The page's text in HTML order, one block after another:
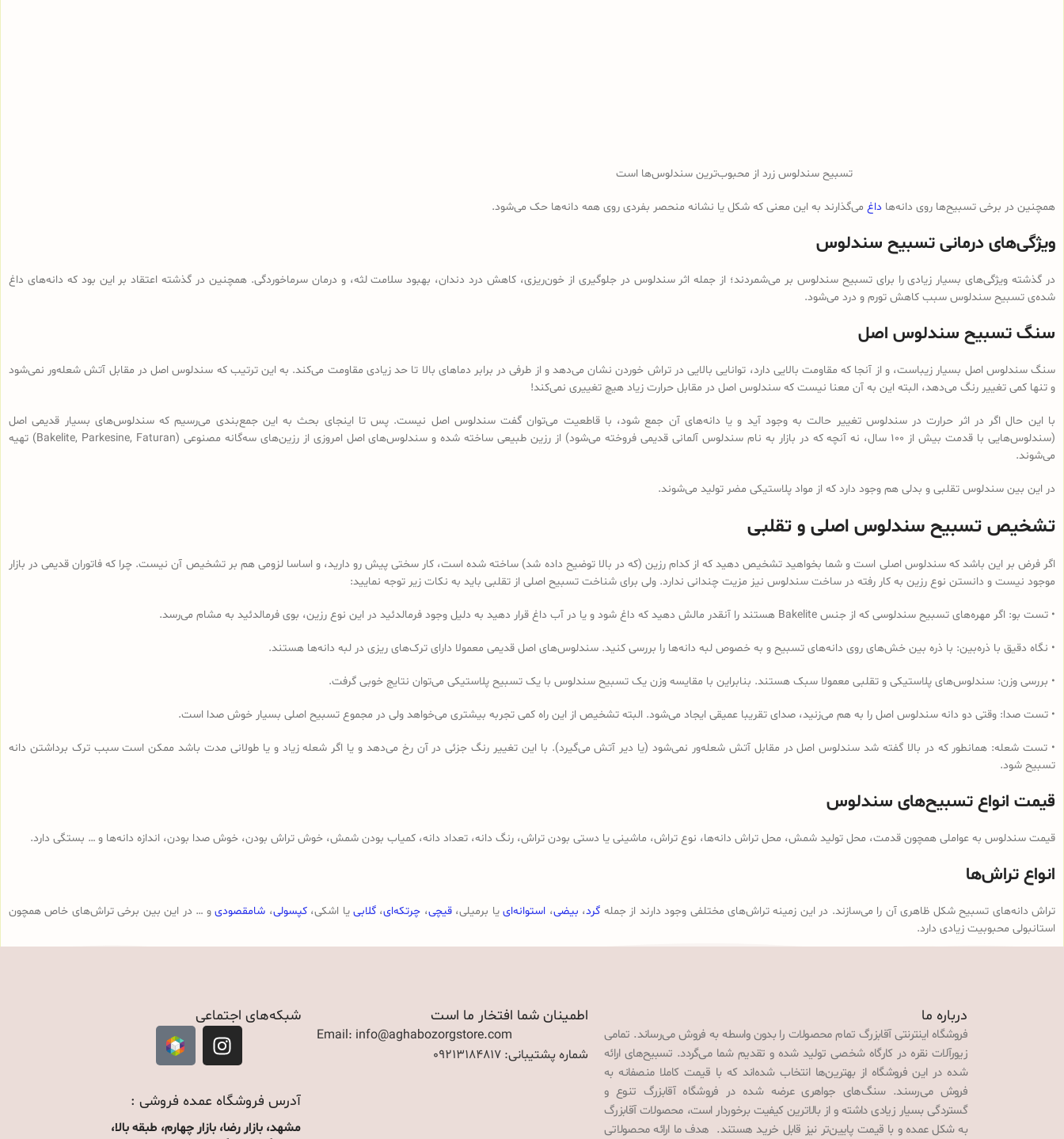
تسبیح سندلوس زرد از محبوب‌ترین سندلوس‌ها است
همچنین در برخی تسبیح‌ها روی دانه‌ها داغ می‌گذارند به این معنی که شکل یا نشانه منحصر بفردی روی همه دانه‌ها حک می‌شود.
ویژگی‌های درمانی تسبیح سندلوس
در گذشته ویژگی‌های بسیار زیادی را برای تسبیح سندلوس بر می‌شمردند؛ از جمله اثر سندلوس در جلوگیری از خون‌ریزی، کاهش درد دندان، بهبود سلامت لثه، و درمان سرماخوردگی. همچنین در گذشته اعتقاد بر این بود که دانه‌های داغ
شده‌ی تسبیح سندلوس سبب کاهش تورم و درد می‌شود.
سنگ تسبیح سندلوس اصل
سنگ سندلوس اصل بسیار زیباست، و از آنجا که مقاومت بالایی دارد، توانایی بالایی در تراش خوردن نشان می‌دهد و از طرفی در برابر دماهای بالا تا حد زیادی مقاومت می‌کند. به این ترتیب که سندلوس اصل در مقابل آتش شعله‌ور نمی‌شود
و تنها کمی تغییر رنگ می‌دهد، البته این به آن معنا نیست که سندلوس اصل در مقابل حرارت زیاد هیچ تغییری نمی‌کند!
با این حال اگر در اثر حرارت در سندلوس تغییر حالت به وجود آید و یا دانه‌های آن جمع شود، با قاطعیت می‌توان گفت سندلوس اصل نیست. پس تا اینجای بحث به این جمع‌بندی می‌رسیم که سندلوس‌های بسیار قدیمی اصل
(سندلوس‌هایی با قدمت بیش از 100 سال، نه آنچه که در بازار به نام سندلوس آلمانی قدیمی فروخته می‌شود) از رزین طبیعی ساخته شده و سندلوس‌‌های اصل امروزی از رزین‌های سه‌گانه مصنوعی (Bakelite, Parkesine, Faturan) تهیه
می‌شوند.
در این بین سندلوس تقلبی و بدلی هم وجود دارد که از مواد پلاستیکی مضر تولید می‌شوند.
تشخیص تسبیح سندلوس اصلی و تقلبی
اگر فرض بر این باشد که سندلوس اصلی است و شما بخواهید تشخیص دهید که از کدام رزین (که در بالا توضیح داده شد) ساخته شده است، کار سختی پیش رو دارید، و اساسا لزومی هم بر تشخیص آن نیست. چرا که فاتوران قدیمی در بازار
موجود نیست و دانستن نوع رزین به کار رفته در ساخت سندلوس نیز مزیت چندانی ندارد. ولی برای شناخت تسبیح اصلی از تقلبی باید به نکات زیر توجه نمایید:
• تست بو: اگر مهره‌های تسبیح‌ سندلوسی که از جنس Bakelite هستند را آنقدر مالش دهید که داغ شود و یا در آب داغ قرار دهید به دلیل وجود فرمالدئید در این نوع رزین، بوی فرمالدئید به مشام می‌رسد.
• نگاه دقیق با ذره‌بین: با ذره بین خش‌های روی دانه‌های تسبیح و به خصوص لبه دانه‌ها را بررسی کنید. سندلوس‌های اصل قدیمی معمولا دارای ترک‌های ریزی در لبه دانه‌ها هستند.
• بررسی وزن: سندلوس‌های پلاستیکی و تقلبی معمولا سبک هستند. بنابراین با مقایسه وزن یک تسبیح سندلوس با یک تسبیح پلاستیکی می‌توان نتایج خوبی گرفت.
• تست صدا: وقتی دو دانه سندلوس اصل را به هم می‌زنید، صدای تقریبا عمیقی ایجاد می‌شود. البته تشخیص از این راه کمی تجربه بیشتری می‌خواهد ولی در مجموع تسبیح اصلی بسیار خوش صدا است.
• تست شعله: همانطور که در بالا گفته شد سندلوس اصل در مقابل آتش شعله‌ور نمی‌شود (یا دیر آتش می‌گیرد). با این تغییر رنگ جزئی در آن رخ می‌دهد و یا اگر شعله زیاد و یا طولانی مدت باشد ممکن است سبب ترک برداشتن دانه
تسبیح شود.
قیمت انواع تسبیح‌های سندلوس
قیمت سندلوس به عواملی همچون قدمت، محل تولید شمش، محل تراش دانه‌ها، نوع تراش، ماشینی یا دستی بودن تراش، رنگ دانه، تعداد دانه، کمیاب بودن شمش، خوش تراش بودن، خوش صدا بودن، اندازه دانه‌ها و … بستگی دارد.
انواع تراش‌ها
تراش دانه‌های تسبیح شکل ظاهری آن را می‌سازند. در این زمینه تراش‌های مختلفی وجود دارند از جمله گرد، بیضی، استوانه‌اییا برمیلی،قیچی، چرتکه‌ای، گلابی یا اشکی،کپسولی، شامقصودیو … در این بین برخی تراش‌های خاص همچون
استانبولی محبوبیت زیادی دارد.
درباره ما
فروشگاه اینترنتی آقابزرگ تمام محصولات را بدون واسطه به فروش می‌رساند. تمامی
زیورآلات نقره در کارگاه شخصی تولید شده و تقدیم شما می‌گردد. تسبیح‌های ارائه
شده در این فروشگاه از بهترین‌ها انتخاب شده‌اند که با قیمت کاملا منصفانه به
فروش می‌رسند. سنگ‌های جواهری عرضه شده در فروشگاه آقابزرگ تنوع و
گستردگی بسیار زیادی داشته و از بالاترین کیفیت برخوردار است، محصولات آقابزرگ
به شکل عمده و با قیمت پایین‌تر نیز قابل خرید هستند. هدف ما ارائه محصولاتی
اطمینان شما افتخار ما است
Email: info@aghabozorgstore.com
شماره پشتیبانی: 09213184817
شبکه‌های اجتماعی
آدرس فروشگاه عمده فروشی :
مشهد، بازار رضا، بازار چهارم، طبقه بالا،